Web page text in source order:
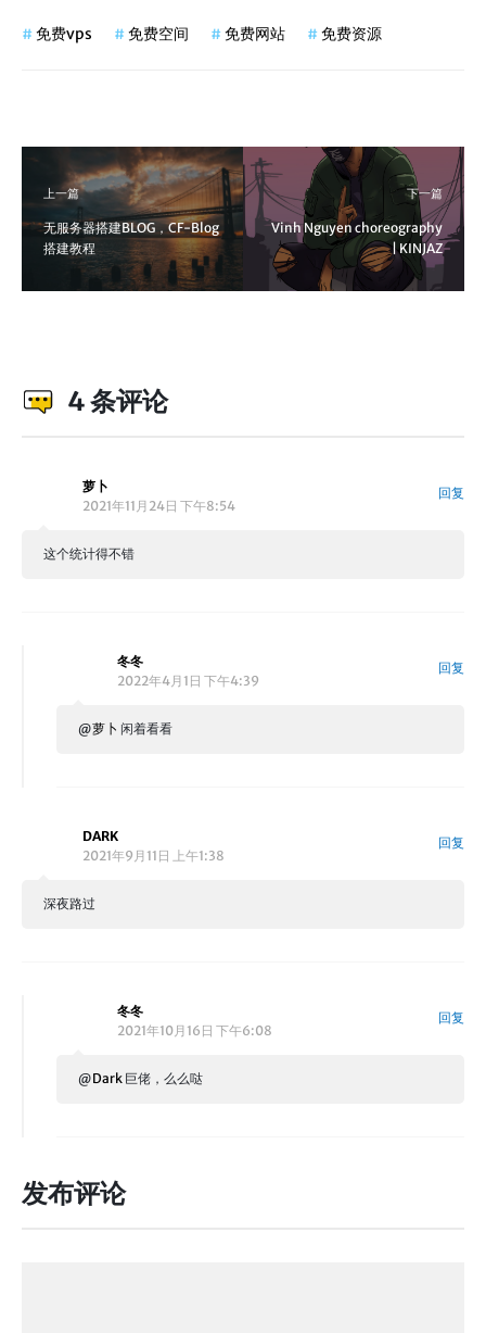
#免费vps #免费空间 #免费网站 #免费资源
上一篇
无服务器搭建BLOG，CF-Blog
搭建教程
下一篇
Vinh Nguyen choreography
| KINJAZ
4 条评论
萝卜
2021年11月24日 下午8:54
这个统计得不错
回复
冬冬
2022年4月1日 下午4:39
@萝卜 闲着看看
回复
DARK
2021年9月11日 上午1:38
深夜路过
回复
冬冬
2021年10月16日 下午6:08
@Dark 巨佬，么么哒
回复
发布评论